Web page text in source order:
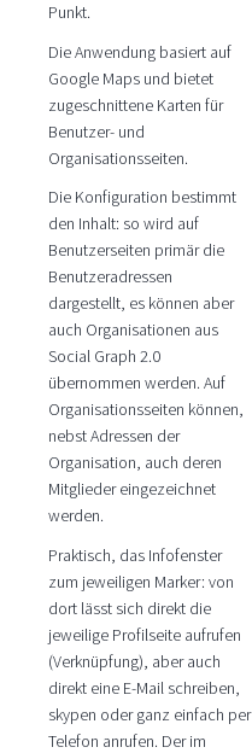
Punkt.
Die Anwendung basiert auf
Google Maps und bietet
zugeschnittene Karten für
Benutzer- und
Organisationsseiten.
Die Konfiguration bestimmt
den Inhalt: so wird auf
Benutzerseiten primär die
Benutzeradressen
dargestellt, es können aber
auch Organisationen aus
Social Graph 2.0
übernommen werden. Auf
Organisationsseiten können,
nebst Adressen der
Organisation, auch deren
Mitglieder eingezeichnet
werden.
Praktisch, das Infofenster
zum jeweiligen Marker: von
dort lässt sich direkt die
jeweilige Profilseite aufrufen
(Verknüpfung), aber auch
direkt eine E-Mail schreiben,
skypen oder ganz einfach per
Telefon anrufen. Der im